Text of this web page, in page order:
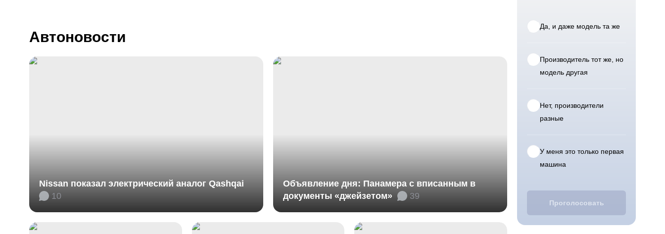
Автоновости
Nissan показал электрический аналог Qashqai
10
Объявление дня: Панамера с вписанным в
документы «джейзетом»
39
Да, и даже модель та же
Производитель тот же, но
модель другая
Нет, производители
разные
У меня это только первая
машина
Проголосовать